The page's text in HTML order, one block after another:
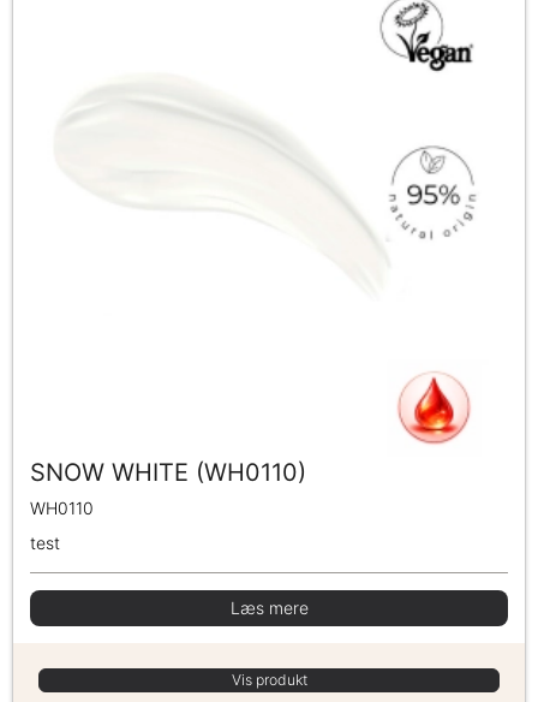
SNOW WHITE (WH0110)
WH0110
test
Læs mere
Vis produkt